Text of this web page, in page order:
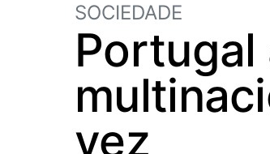
SOCIEDADE
Portugal
vez